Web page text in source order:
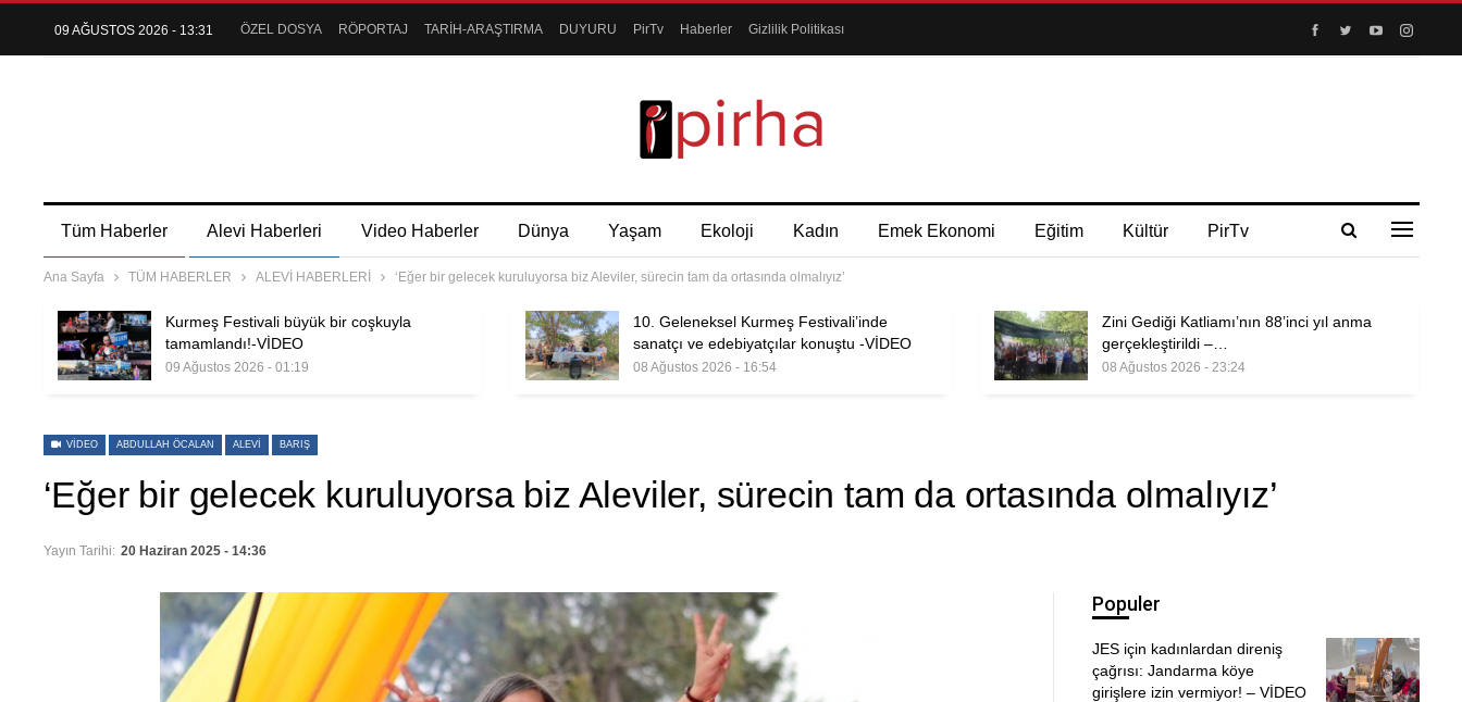
09 AĞUSTOS 2026 - 13:31 ÖZEL DOSYA RÖPORTAJ TARİH-ARAŞTIRMA DUYURU PirTv Haberler Gizlilik Politikası
Tüm Haberler Alevi Haberleri Video Haberler Dünya Yaşam Ekoloji Kadın Emek Ekonomi Eğitim Kültür PirTv
Ana Sayfa TÜM HABERLER ALEVİ HABERLERİ ‘Eğer bir gelecek kuruluyorsa biz Aleviler, sürecin tam da ortasında olmalıyız’
Kurmeş Festivali büyük bir coşkuyla
tamamlandı!-VİDEO
09 Ağustos 2026 - 01:19
10. Geleneksel Kurmeş Festivali’inde
sanatçı ve edebiyatçılar konuştu -VİDEO
08 Ağustos 2026 - 16:54
Zini Gediği Katliamı’nın 88’inci yıl anma
gerçekleştirildi –…
08 Ağustos 2026 - 23:24
VIDEO ABDULLAH ÖCALAN ALEVI BARIŞ
‘Eğer bir gelecek kuruluyorsa biz Aleviler, sürecin tam da ortasında olmalıyız’
Yayın Tarihi: 20 Haziran 2025 - 14:36
Populer
JES için kadınlardan direniş
çağrısı: Jandarma köye
girişlere izin vermiyor! – VİDEO